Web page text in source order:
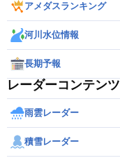
アメダスランキング
河川水位情報
長期予報
レーダーコンテンツ
雨雲レーダー
積雪レーダー